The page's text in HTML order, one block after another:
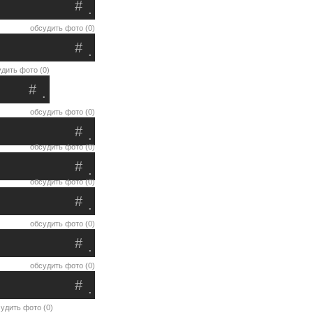
.
#
обсудить фото (0)
.
#
фото (0)
.
#
обсудить фото (0)
.
#
обсудить фото (0)
.
#
обсудить фото (0)
.
#
обсудить фото (0)
.
#
обсудить фото (0)
.
#
фото (0)